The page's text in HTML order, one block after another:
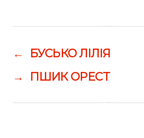
←
БУСЬКО ЛІЛІЯ
→
ПШИК ОРЕСТ